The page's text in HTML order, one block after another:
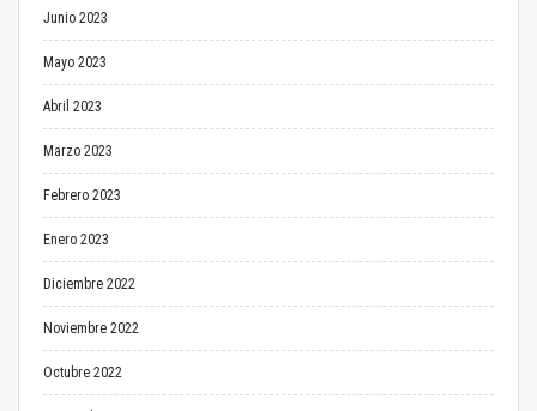
Junio 2023
Mayo 2023
Abril 2023
Marzo 2023
Febrero 2023
Enero 2023
Diciembre 2022
Noviembre 2022
Octubre 2022